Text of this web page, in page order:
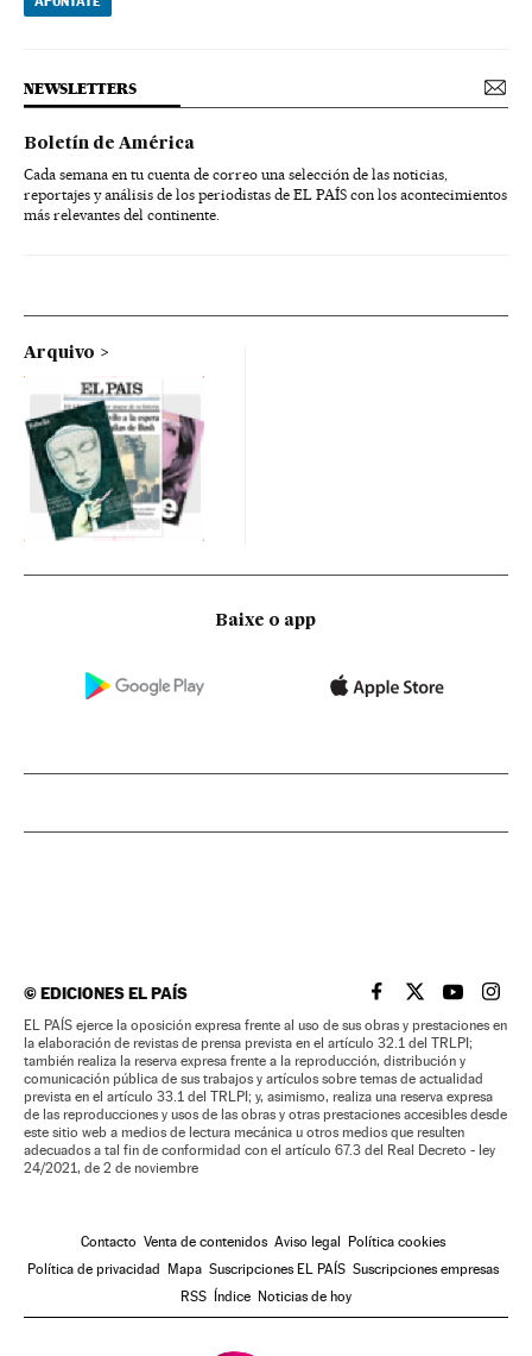
NEWSLETTERS
Boletín de América
Cada semana en tu cuenta de correo una selección de las noticias,
reportajes y análisis de los periodistas de EL PAÍS con los acontecimientos
más relevantes del continente.
Arquivo
Baixe o app
©EDICIONES EL PAÍS EL PAÍS BRASIL EN
EL PAÍSEL PAÍS
EL
EL PAÍS ejerce la oposición expresa frente al uso de sus obras y prestaciones en
la elaboración de revistas de prensa prevista en el artículo 32.1 del TRLPI;
también realiza la reserva expresa frente a la reproducción, distribución y
comunicación pública de sus trabajos y artículos sobre temas de actualidad
prevista en el artículo 33.1 del TRLPI; y, asimismo, realiza una reserva expresa
de las reproducciones y usos de las obras y otras prestaciones accesibles desde
este sitio web a medios de lectura mecánica u otros medios que resulten
adecuados a tal fin de conformidad con el artículo 67.3 del Real Decreto - ley
24/2021, de 2 de noviembre
Contacto Venta de contenidos Aviso legal
Política cookies
Política de privacidad
Mapa Suscripciones EL PAÍS Suscripciones empresas
RSS
Índice Noticias de hoy